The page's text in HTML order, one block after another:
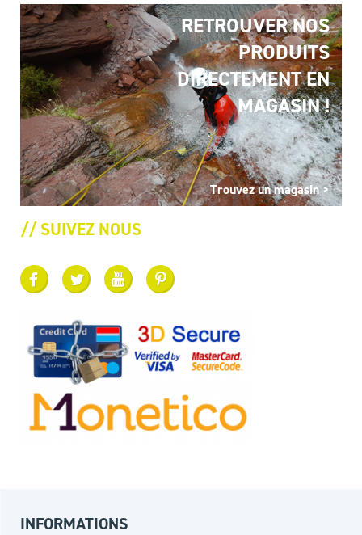
RETROUVER NOS
PRODUITS
DIRECTEMENT EN
MAGASIN !
Trouvez un magasin >
// SUIVEZ NOUS
INFORMATIONS